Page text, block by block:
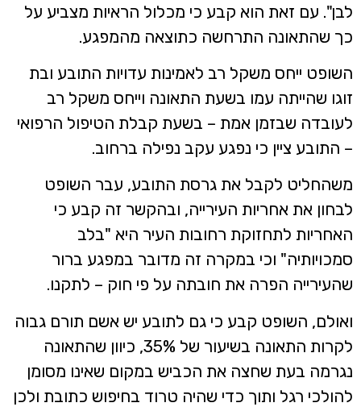
לבן". עם זאת הוא קבע כי מכלול הראיות מצביע על
כך שהתאונה התרחשה כתוצאה מהמפגע.
השופט ייחס משקל רב לאמינות עדויות התובע ובת
זוגו שהייתה עמו בשעת התאונה וייחס משקל רב
לעובדה שבזמן אמת – בשעת קבלת הטיפול הרפואי
– התובע ציין כי נפגע עקב נפילה ברחוב.
משהחליט לקבל את גרסת התובע, עבר השופט
לבחון את אחריות העירייה, ובהקשר זה קבע כי
האחריות לתחזוקת רחובות העיר היא "בלב
סמכויותיה" וכי במקרה זה מדובר במפגע ברור
שהעירייה הפרה את חובתה על פי חוק – לתקנו.
ואולם, השופט קבע כי גם לתובע יש אשם תורם גבוה
לקרות התאונה בשיעור של 35%, כיוון שהתאונה
נגרמה בעת שחצה את הכביש במקום שאינו מסומן
להולכי רגל ותוך כדי שהיה טרוד בחיפוש כתובת ולכן